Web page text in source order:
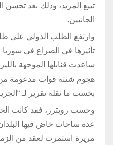
تبيع المزيد، وذلك بعد تحسن
الجانبين.
وارتفع الطلب الدولي على
تأثيرها في الصراع في سوريا
ساعدت قنابلها الموجهة
هجوم شنته قوات مدعومة من
بحسب ما نقله تقرير لـ
وحسب رويترز، فقد كانت
عدة ساحات خاض فيها
مريرة استمرت لعقد من